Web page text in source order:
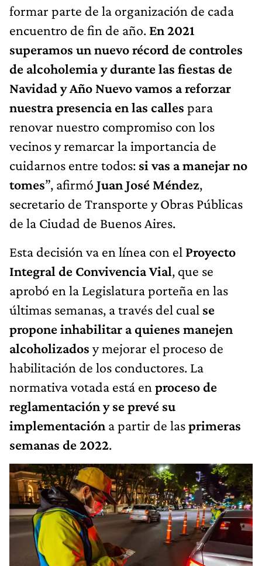
formar parte de la organización de cada
encuentro de fin de año. En 2021
superamos un nuevo récord de controles
de alcoholemia y durante las fiestas de
Navidad y Año Nuevo vamos a reforzar
nuestra presencia en las calles para
renovar nuestro compromiso con los
vecinos y remarcar la importancia de
cuidarnos entre todos: si vas a manejar no
tomes”, afirmó Juan José Méndez,
secretario de Transporte y Obras Públicas
de la Ciudad de Buenos Aires.
Esta decisión va en línea con el Proyecto
Integral de Convivencia Vial, que se
aprobó en la Legislatura porteña en las
últimas semanas, a través del cual se
propone inhabilitar a quienes manejen
alcoholizados y mejorar el proceso de
habilitación de los conductores. La
normativa votada está en proceso de
reglamentación y se prevé su
implementación a partir de lasprimeras
semanas de 2022.